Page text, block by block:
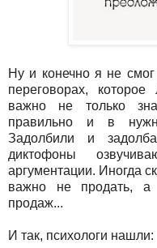
Ну и конечно я не
переговорах,
важно не только
правильно и в
Задолбили и
диктофоны
аргументации. Иногда
важно не продать, а
продаж...
И так, психологи нашли: